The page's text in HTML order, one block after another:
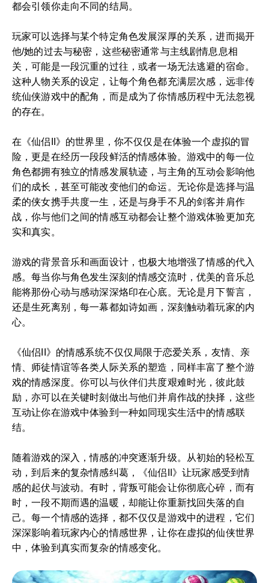
都会引领你走向不同的结局。
玩家可以选择与某个特定角色发展深厚的关系，进而揭开
他/她的过去与秘密，这些秘密通常与主线剧情息息相
关，可能是一段沉重的过往，或者一场无法逃避的宿命。
这种人物关系的设定，让每个角色都充满层次感，远非传
统仙侠游戏中的配角，而是成为了你情感历程中无法忽视
的存在。
在《仙侣II》的世界里，你不仅仅是在体验一个虚拟的冒
险，更是在经历一段段鲜活的情感体验。游戏中的每一位
角色都拥有独立的情感发展轨迹，与主角的互动会影响他
们的成长，甚至可能改变他们的命运。无论你是选择与温
柔的侠女携手共度一生，还是与身手不凡的剑客并肩作
战，你与他们之间的情感互动都会让整个游戏体验更加充
实和真实。
游戏的背景音乐和画面设计，也极大地增强了情感的代入
感。每当你与角色发生深刻的情感交流时，优美的音乐总
能将那份心动与感动深深烙印在心底。无论是月下誓言，
还是生死离别，每一幕都如诗如画，深刻触动着玩家的内
心。
《仙侣II》的情感系统不仅仅局限于恋爱关系，友情、亲
情、师徒情谊等各类人际关系的塑造，同样丰富了整个游
戏的情感深度。你可以与伙伴们共度艰难时光，彼此鼓
励，亦可以在关键时刻做出与他们并肩作战的抉择，这些
互动让你在游戏中体验到一种如同现实生活中的情感联
结。
随着游戏的深入，情感的冲突逐渐升级。从初始的轻松互
动，到后来的复杂情感纠葛，《仙侣II》让玩家感受到情
感的起伏与波动。有时，背叛可能会让你彻底心碎，而有
时，一段不期而遇的温暖，却能让你重新找回失落的自
己。每一个情感的选择，都不仅仅是游戏中的进程，它们
深深影响着玩家内心的情感世界，让你在虚拟的仙侠世界
中，体验到真实而复杂的情感变化。